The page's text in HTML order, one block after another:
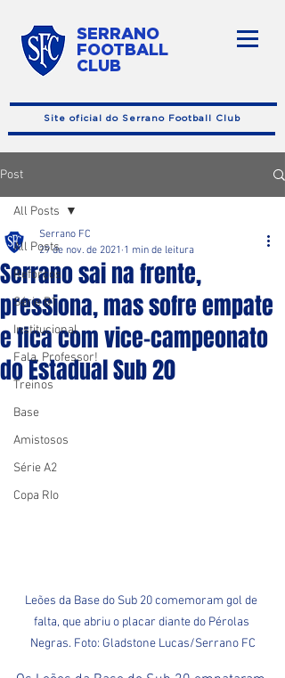
SERRANO
FOOTBALL
CLUB
Site oficial do Serrano Football Club
Post
All Posts
Reforços
Série B1
Institucional
Fala, Professor!
Treinos
Base
Amistosos
Série A2
Copa RIo
All Posts
Serrano sai na frente,
pressiona, mas sofre empate
e fica com vice-campeonato
do Estadual Sub 20
Serrano FC
29 de nov. de 2021 1 min de leitura
Leões da Base do Sub 20 comemoram gol de
falta, que abriu o placar diante do Pérolas
Negras. Foto: Gladstone Lucas/Serrano FC